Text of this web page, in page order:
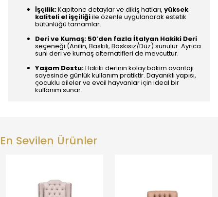
İşçilik:Kapitone detaylar ve dikiş hatları, yüksek
kaliteli el işçiliğiile özenle uygulanarak estetik
bütünlüğü tamamlar.
Deri ve Kumaş: 50’den fazla İtalyan Hakiki Deri
seçeneği (Anilin, Baskılı, Baskısız/Düz) sunulur. Ayrıca
suni deri ve kumaş alternatifleri de mevcuttur.
Yaşam Dostu:Hakiki derinin kolay bakım avantajı
sayesinde günlük kullanım pratiktir. Dayanıklı yapısı,
çocuklu aileler ve evcil hayvanlar için ideal bir
kullanım sunar.
En Sevilen Ürünler